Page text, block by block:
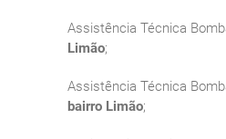
Assistência Técnica
Limão;
Assistência Técnica
bairro Limão;